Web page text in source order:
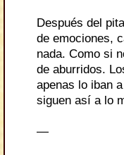
Después del
de emociones,
nada. Como si
de aburridos.
apenas lo iban
siguen así a lo
—